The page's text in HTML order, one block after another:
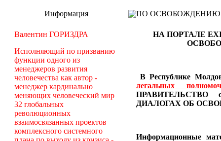
Информация
Валентин ГОРИЗДРА
Исполняющий по призванию
функции одного из
менеджеров развития
человечества как автор -
менеджер кардинально
меняющих человеческий мир
32 глобальных
революционных
взаимосвязанных проектов —
комплексного системного
ПО ОСВОБОЖДЕНИЮ
НА ПОРТАЛЕ
В Республике
легальных
ПРАВИТЕЛЬСТВО
ДИАЛОГАХ ОБ
Информационные